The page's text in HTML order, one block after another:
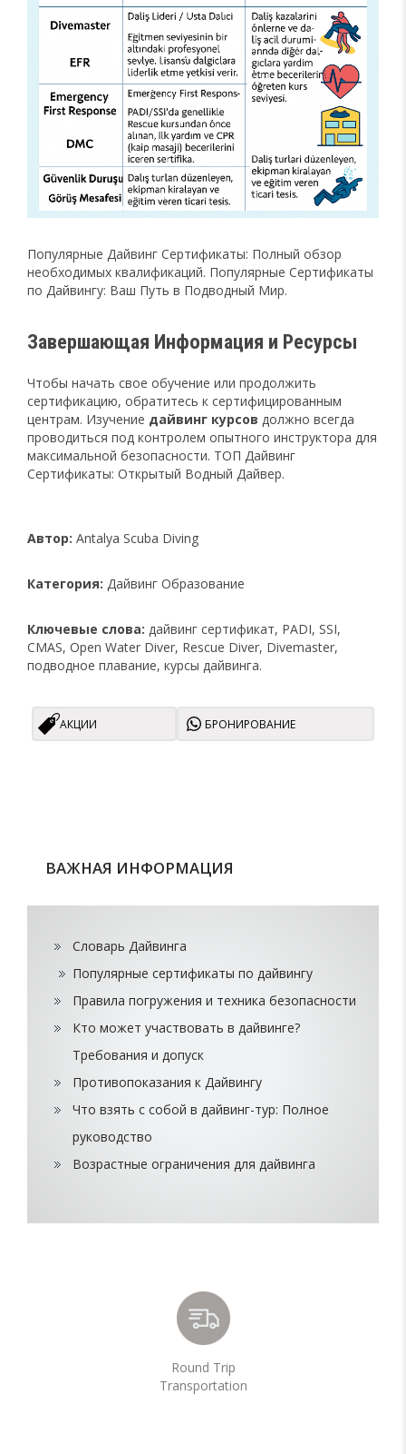
Популярные Дайвинг Сертификаты: Полный обзор
необходимых квалификаций. Популярные Сертификаты
по Дайвингу: Ваш Путь в Подводный Мир.
Завершающая Информация и Ресурсы
Чтобы начать свое обучение или продолжить
сертификацию, обратитесь к сертифицированным
центрам. Изучение дайвинг курсов должно всегда
проводиться под контролем опытного инструктора для
максимальной безопасности. ТОП Дайвинг
Сертификаты: Открытый Водный Дайвер.
Автор: Antalya Scuba Diving
Категория: Дайвинг Образование
Ключевые слова: дайвинг сертификат, PADI, SSI,
CMAS, Open Water Diver, Rescue Diver, Divemaster,
подводное плавание, курсы дайвинга.
АКЦИИ БРОНИРОВАНИЕ
ВАЖНАЯ ИНФОРМАЦИЯ
Словарь Дайвинга
Популярные сертификаты по дайвингу
Правила погружения и техника безопасности
Кто может участвовать в дайвинге?
Требования и допуск
Противопоказания к Дайвингу
Что взять с собой в дайвинг-тур: Полное
руководство
Возрастные ограничения для дайвинга
Round Trip
Transportation